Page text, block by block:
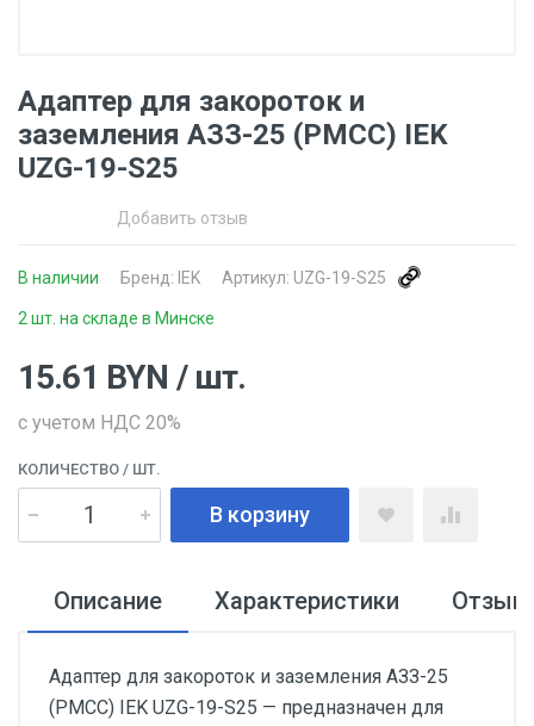
Адаптер для закороток и
заземления АЗЗ-25 (PMCC) IEK
UZG-19-S25
Добавить отзыв
В наличии Бренд: IEK Артикул: UZG-19-S25
2 шт. на складе в Минске
15.61 BYN / шт.
с учетом НДС 20%
КОЛИЧЕСТВО / ШТ.
В корзину
Описание Характеристики
Адаптер для закороток и заземления АЗЗ-25
(PMCC) IEK UZG-19-S25 — предназначен для